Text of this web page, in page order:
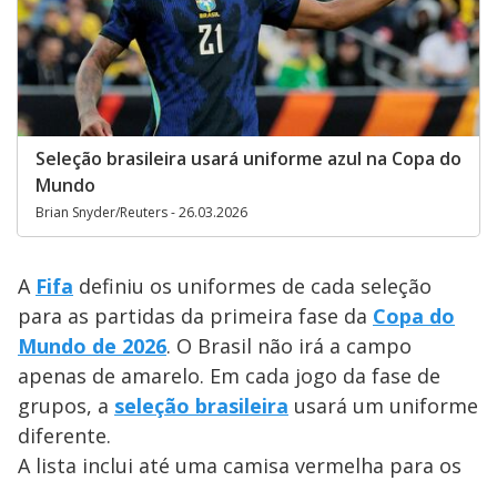
Seleção brasileira usará uniforme azul na Copa do
Mundo
Brian Snyder/Reuters - 26.03.2026
A Fifa definiu os uniformes de cada seleção
para as partidas da primeira fase da Copa do
Mundo de 2026. O Brasil não irá a campo
apenas de amarelo. Em cada jogo da fase de
grupos, a seleção brasileira usará um uniforme
diferente.
A lista inclui até uma camisa vermelha para os